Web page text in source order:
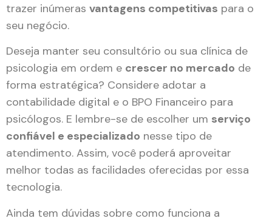
trazer inúmeras vantagens competitivas para o
seu negócio.
Deseja manter seu consultório ou sua clínica de
psicologia em ordem e crescer no mercado de
forma estratégica? Considere adotar a
contabilidade digital e o BPO Financeiro para
psicólogos. E lembre-se de escolher um serviço
confiável e especializado nesse tipo de
atendimento. Assim, você poderá aproveitar
melhor todas as facilidades oferecidas por essa
tecnologia.
Ainda tem dúvidas sobre como funciona a